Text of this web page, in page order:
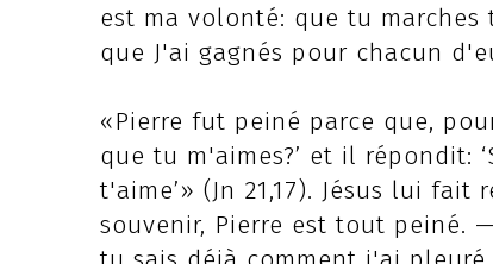
est ma volonté: que tu
que J'ai gagnés pour chacun
«Pierre fut peiné parce que,
que tu m'aimes?’ et il répondit:
t'aime’» (Jn 21,17). Jésus lui
souvenir, Pierre est tout peiné.